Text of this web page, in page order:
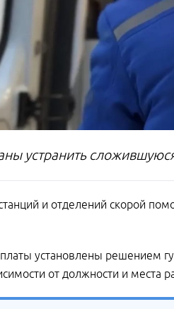
устранить
и отделений скорой
установлены решением
от должности и места